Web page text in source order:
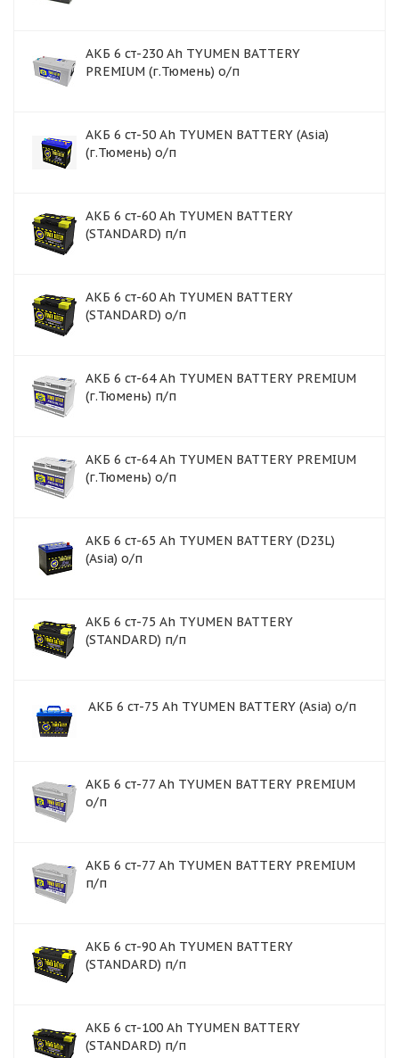
АКБ 6 ст-230 Ah TYUMEN BATTERY
PREMIUM (г.Тюмень) о/п
АКБ 6 ст-50 Аh TYUMEN BATTERY (Asia)
(г.Тюмень) о/п
АКБ 6 ст-60 Ah TYUMEN BATTERY
(STANDARD) п/п
АКБ 6 ст-60 Ah TYUMEN BATTERY
(STANDARD) о/п
АКБ 6 ст-64 Ah TYUMEN BATTERY PREMIUM
(г.Тюмень) п/п
АКБ 6 ст-64 Ah TYUMEN BATTERY PREMIUM
(г.Тюмень) о/п
АКБ 6 ст-65 Ah TYUMEN BATTERY (D23L)
(Asia) о/п
АКБ 6 ст-75 Аh TYUMEN BATTERY
(STANDARD) п/п
АКБ 6 ст-75 Аh TYUMEN BATTERY (Asia) о/п
АКБ 6 ст-77 Ah TYUMEN BATTERY PREMIUM
о/п
АКБ 6 ст-77 Аh TYUMEN BATTERY PREMIUM
п/п
АКБ 6 ст-90 Аh TYUMEN BATTERY
(STANDARD) п/п
АКБ 6 ст-100 Ah TYUMEN BATTERY
(STANDARD) п/п